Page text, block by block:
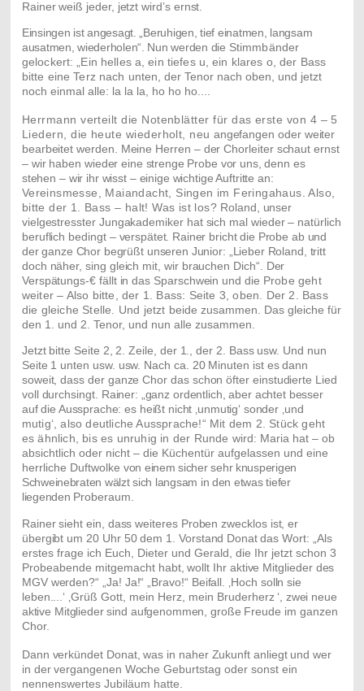
Rainer weiß jeder, jetzt wird’s ernst.
Einsingen ist angesagt. „Beruhigen, tief einatmen, langsam
ausatmen, wiederholen“. Nun werden die Stimmbänder
gelockert: „Ein helles a, ein tiefes u, ein klares o, der Bass
bitte eine Terz nach unten, der Tenor nach oben, und jetzt
noch einmal alle: la la la, ho ho ho....
Herrmann verteilt die Notenblätter für das erste von 4 – 5
Liedern, die heute wiederholt, neu angefangen oder weiter
bearbeitet werden. Meine Herren – der Chorleiter schaut ernst
– wir haben wieder eine strenge Probe vor uns, denn es
stehen – wir ihr wisst – einige wichtige Auftritte an:
Vereinsmesse, Maiandacht, Singen im Feringahaus. Also,
bitte der 1. Bass – halt! Was ist los? Roland, unser
vielgestresster Jungakademiker hat sich mal wieder – natürlich
beruflich bedingt – verspätet. Rainer bricht die Probe ab und
der ganze Chor begrüßt unseren Junior: „Lieber Roland, tritt
doch näher, sing gleich mit, wir brauchen Dich“. Der
Verspätungs-€ fällt in das Sparschwein und die Probe geht
weiter – Also bitte, der 1. Bass: Seite 3, oben. Der 2. Bass
die gleiche Stelle. Und jetzt beide zusammen. Das gleiche für
den 1. und 2. Tenor, und nun alle zusammen.
Jetzt bitte Seite 2, 2. Zeile, der 1., der 2. Bass usw. Und nun
Seite 1 unten usw. usw. Nach ca. 20 Minuten ist es dann
soweit, dass der ganze Chor das schon öfter einstudierte Lied
voll durchsingt. Rainer: „ganz ordentlich, aber achtet besser
auf die Aussprache: es heißt nicht ‚unmutig‘ sonder ‚und
mutig‘, also deutliche Aussprache!“ Mit dem 2. Stück geht
es ähnlich, bis es unruhig in der Runde wird: Maria hat – ob
absichtlich oder nicht – die Küchentür aufgelassen und eine
herrliche Duftwolke von einem sicher sehr knusperigen
Schweinebraten wälzt sich langsam in den etwas tiefer
liegenden Proberaum.
Rainer sieht ein, dass weiteres Proben zwecklos ist, er
übergibt um 20 Uhr 50 dem 1. Vorstand Donatdas Wort: „Als
erstes frage ich Euch, Dieter und Gerald, die Ihr jetzt schon 3
Probeabende mitgemacht habt, wollt Ihr aktive Mitglieder des
MGV werden?“ „Ja! Ja!“ „Bravo!“ Beifall. ‚Hoch solln sie
leben....‘ ‚Grüß Gott, mein Herz, mein Bruderherz ‘, zwei neue
aktive Mitglieder sind aufgenommen, große Freude im ganzen
Chor.
Dann verkündet Donat, was in naher Zukunft anliegt und wer
in der vergangenen Woche Geburtstag oder sonst ein
nennenswertes Jubiläum hatte.